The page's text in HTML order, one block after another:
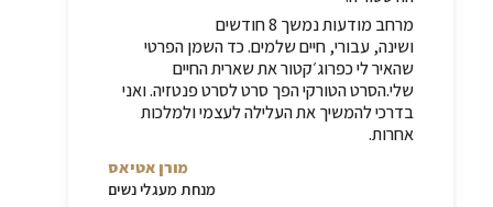
מרחב מודעות נמשך
חודשים
ושינה,עבורי,חיים שלמים.כד השמן הפרטי
שהאיר לי כפרוג׳קטור את שארית החיים
שלי.הסרט הטורקי הפך סרט לסרט פנטזיה.ואני
בדרכי להמשיך את העלילה לעצמי ולמלכות
אחרות.
מורן אטיאס
מנחת מעגלי נשים